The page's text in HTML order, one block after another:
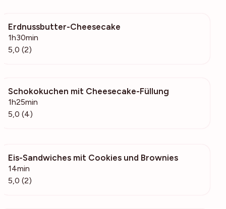
Erdnussbutter-Cheesecake
1h30min
5,0 (2)
Schokokuchen mit Cheesecake-Füllung
1h25min
5,0 (4)
Eis-Sandwiches mit Cookies und Brownies
14min
5,0 (2)